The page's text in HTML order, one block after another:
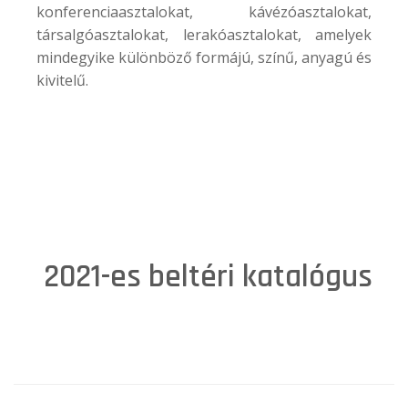
konferenciaasztalokat, kávézóasztalokat,
társalgóasztalokat, lerakóasztalokat, amelyek
mindegyike különböző formájú, színű, anyagú és
kivitelű.
2021-es beltéri katalógus